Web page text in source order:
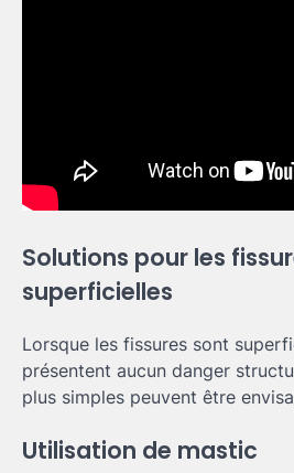
Solutions pour les
superficielles
Lorsque les fissures sont
présentent aucun danger
plus simples peuvent être
Utilisation de mastic